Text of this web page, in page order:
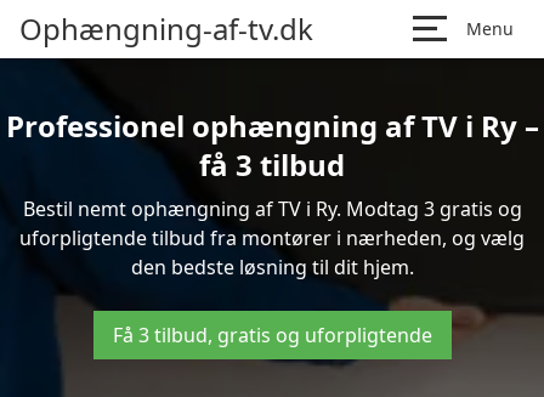
Ophængning-af-tv.dk Menu
Professionel ophængning af TV i Ry –
få 3 tilbud
Bestil nemt ophængning af TV i Ry. Modtag 3 gratis og
uforpligtende tilbud fra montører i nærheden, og vælg
den bedste løsning til dit hjem.
Få 3 tilbud, gratis og uforpligtende